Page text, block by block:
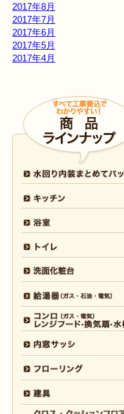
2017年8月
2017年7月
2017年6月
2017年5月
2017年4月